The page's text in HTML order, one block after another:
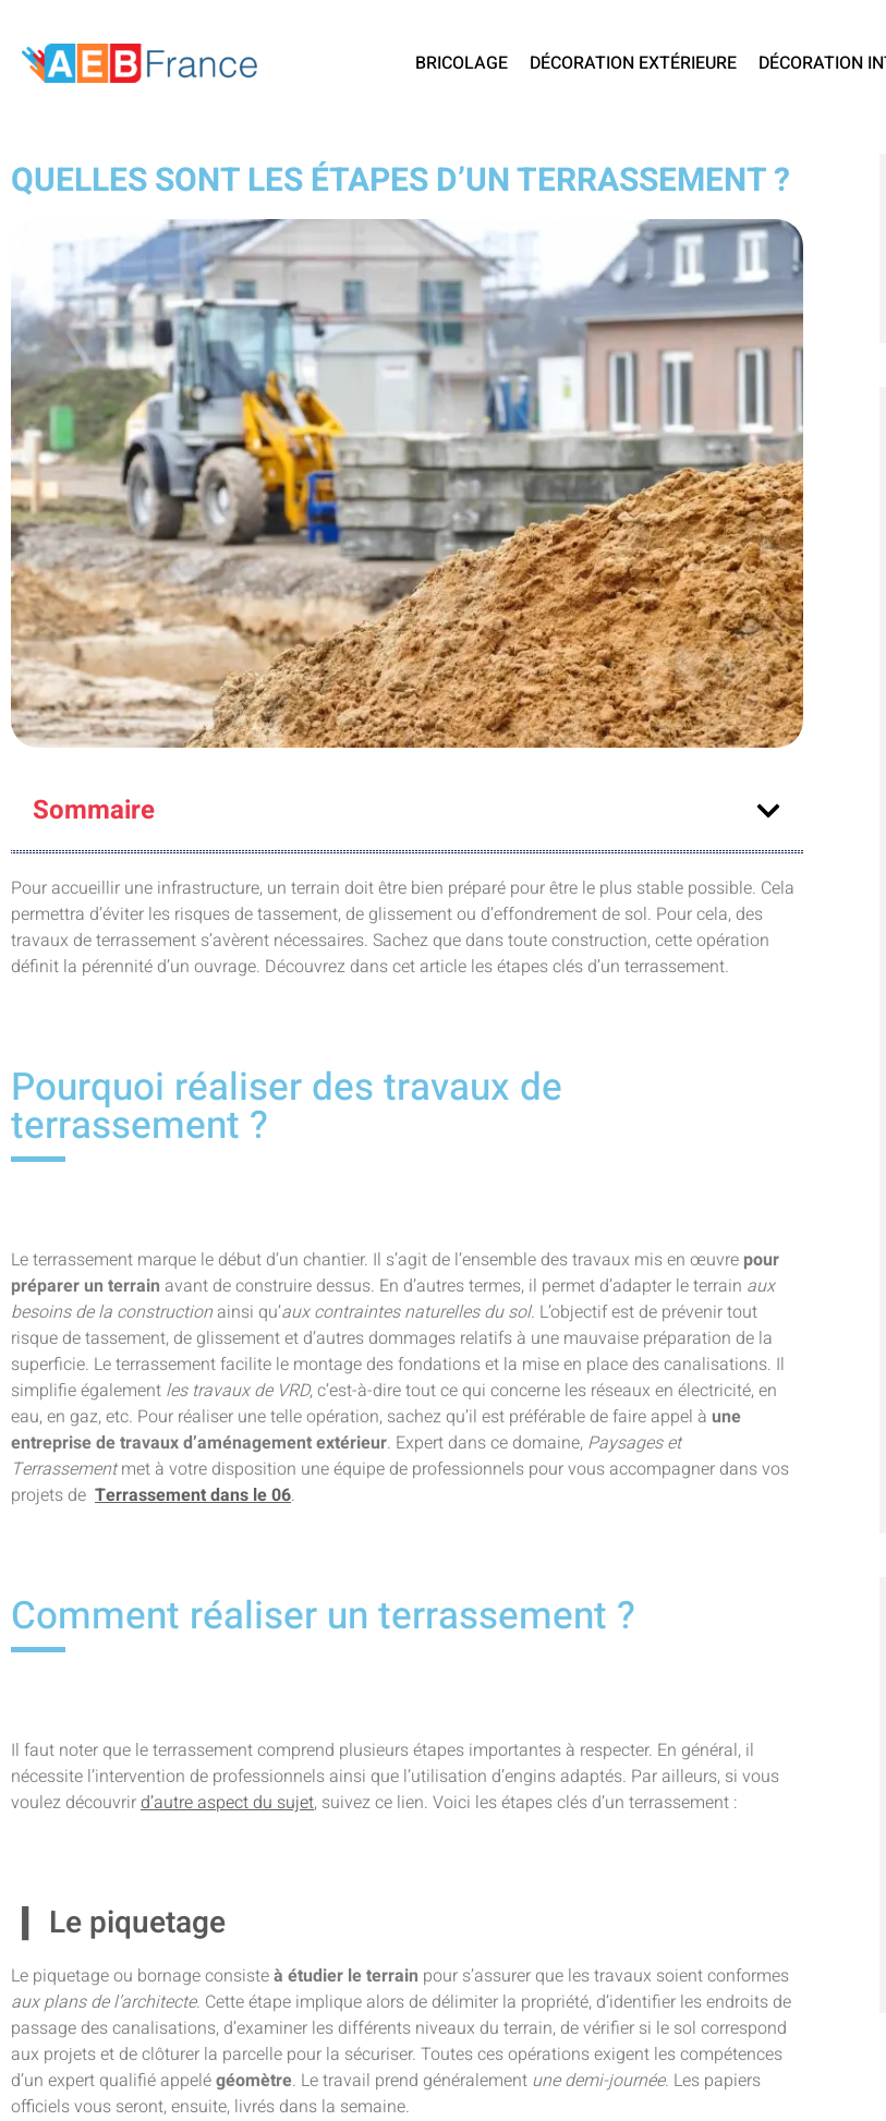
BRICOLAGE DÉCORATION EXTÉRIEURE DÉCORATION
QUELLES SONT LES ÉTAPES D’UN TERRASSEMENT ?
Sommaire
Pour accueillir une infrastructure, un terrain doit être bien préparé pour être le plus stable possible. Cela
permettra d’éviter les risques de tassement, de glissement ou d’effondrement de sol. Pour cela, des
travaux de terrassement s’avèrent nécessaires. Sachez que dans toute construction, cette opération
définit la pérennité d’un ouvrage. Découvrez dans cet article les étapes clés d’un terrassement.
Pourquoi réaliser des travaux de
terrassement ?
Le terrassement marque le début d’un chantier. Il s’agit de l’ensemble des travaux mis en œuvre pour
préparer un terrain avant de construire dessus. En d’autres termes, il permet d’adapter le terrain aux
besoins de la construction ainsi qu’aux contraintes naturelles du sol. L’objectif est de prévenir tout
risque de tassement, de glissement et d’autres dommages relatifs à une mauvaise préparation de la
superficie. Le terrassement facilite le montage des fondations et la mise en place des canalisations. Il
simplifie également les travaux de VRD, c’est-à-dire tout ce qui concerne les réseaux en électricité, en
eau, en gaz, etc. Pour réaliser une telle opération, sachez qu’il est préférable de faire appel à une
entreprise de travaux d’aménagement extérieur. Expert dans ce domaine, Paysages et
Terrassementmet à votre disposition une équipe de professionnels pour vous accompagner dans vos
projets de Terrassement dans le 06.
Comment réaliser un terrassement ?
Il faut noter que le terrassement comprend plusieurs étapes importantes à respecter. En général, il
nécessite l’intervention de professionnels ainsi que l’utilisation d’engins adaptés. Par ailleurs, si vous
voulez découvrird’autre aspect du sujet, suivez ce lien. Voici les étapes clés d’un terrassement :
Le piquetage
Le piquetage ou bornage consisteà étudier le terrain pour s’assurer que les travaux soient conformes
aux plans de l’architecte. Cette étape implique alors de délimiter la propriété, d’identifier les endroits de
passage des canalisations, d’examiner les différents niveaux du terrain, de vérifier si le sol correspond
aux projets et de clôturer la parcelle pour la sécuriser. Toutes ces opérations exigent les compétences
d’un expert qualifié appelégéomètre. Le travail prend généralement une demi-journée. Les papiers
officiels vous seront, ensuite, livrés dans la semaine.